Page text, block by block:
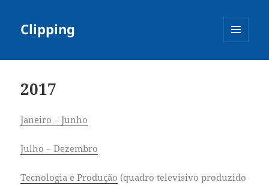
Clipping
2017
Janeiro – Junho
Julho – Dezembro
Tecnologia e Produção (quadro televisivo produzido